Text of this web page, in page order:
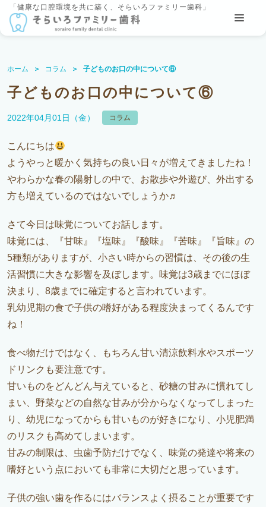
「健康な口腔環境を共に築く、そらいろファミリー歯科」
ホーム コラム 子どものお口の中について⑥
子どものお口の中について⑥
2022年04月01日（金） コラム
こんにちは
ようやっと暖かく気持ちの良い日々が増えてきましたね！
やわらかな春の陽射しの中で、お散歩や外遊び、外出する
方も増えているのではないでしょうか♬
さて今日は味覚についてお話します。
味覚には、『甘味』『塩味』『酸味』『苦味』『旨味』の
5種類がありますが、小さい時からの習慣は、その後の生
活習慣に大きな影響を及ぼします。味覚は3歳までにほぼ
決まり、8歳までに確定すると言われています。
乳幼児期の食で子供の嗜好がある程度決まってくるんです
ね！
食べ物だけではなく、もちろん甘い清涼飲料水やスポーツ
ドリンクも要注意です。
甘いものをどんどん与えていると、砂糖の甘みに慣れてし
まい、野菜などの自然な甘みが分からなくなってしまった
り、幼児になってからも甘いものが好きになり、小児肥満
のリスクも高めてしまいます。
甘みの制限は、虫歯予防だけでなく、味覚の発達や将来の
嗜好という点においても非常に大切だと思っています。
子供の強い歯を作るにはバランスよく摂ることが重要です